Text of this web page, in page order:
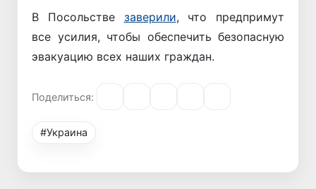
В Посольстве заверили, что предпримут
все усилия, чтобы обеспечить безопасную
эвакуацию всех наших граждан.
Поделиться:
#Украина